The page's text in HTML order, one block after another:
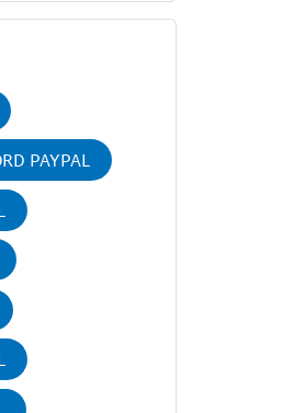
PAYPAL